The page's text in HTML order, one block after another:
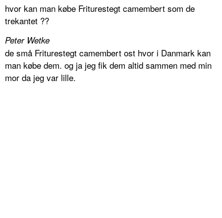
hvor kan man købe Friturestegt camembert som de
trekantet ??
Peter Wetke
de små Friturestegt camembert ost hvor i Danmark kan
man købe dem. og ja jeg fik dem altid sammen med min
mor da jeg var lille.